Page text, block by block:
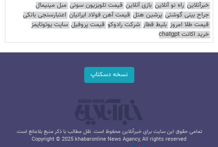
خبرآنلاین راه نو آنلاین بازی آنلاین قیمت تلویزیون سونی مبل مینیمال
جراح بینی گوشتی پرشین هتل قیمت آهن فولاد ایرانیان اعتبارسنجی بانکی
قیمت طلا امروز بلیط قطار شرکت رادوکو قیمت پروفیل سایت یوتوتایمز
خرید اکانت chatgpt
نسخه دسکتاپ
تمامی حقوق این سایت برای خبرآنلاین محفوظ است. نقل مطالب با ذکر منبع بلامانع است.
Copyright © 2025 khabaronline News Agancy, All rights reserved